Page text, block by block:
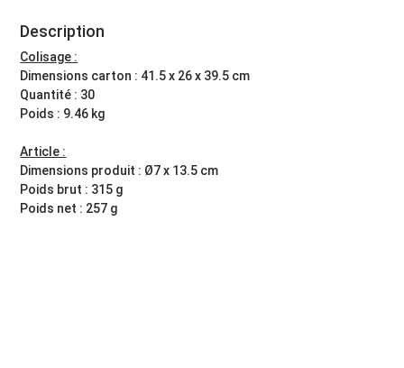
Description
Colisage :
Dimensions carton : 41.5 x 26 x 39.5 cm
Quantité : 30
Poids : 9.46 kg
Article :
Dimensions produit : Ø7 x 13.5 cm
Poids brut : 315 g
Poids net : 257 g